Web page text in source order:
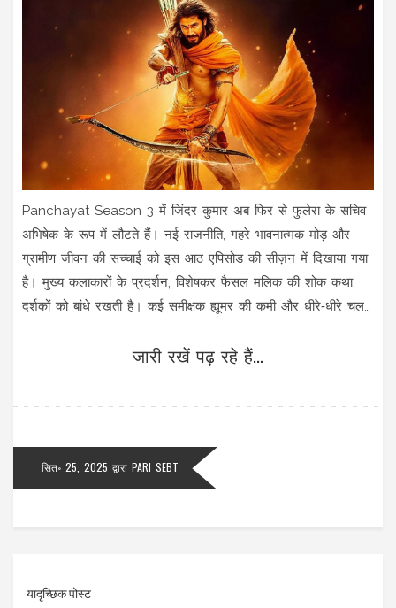
Panchayat Season 3 में जिंदर कुमार अब फिर से फुलेरा के सचिव
अभिषेक के रूप में लौटते हैं। नई राजनीति, गहरे भावनात्मक मोड़ और
ग्रामीण जीवन की सच्चाई को इस आठ एपिसोड की सीज़न में दिखाया गया
है। मुख्य कलाकारों के प्रदर्शन, विशेषकर फैसल मलिक की शोक कथा,
दर्शकों को बांधे रखती है। कई समीक्षक ह्यूमर की कमी और धीरे‑धीरे चलती
संदेश की सराहना सर्वत्र है।जारी रखें पढ़ रहे हैं...
सित॰ 25, 2025 द्वारा PARI SEBT
यादृच्छिक पोस्ट